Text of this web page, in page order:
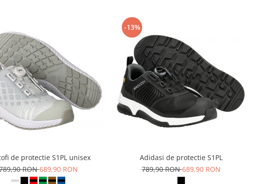
de protectie S1PL unisex
RON689,90 RON
-13%
Adidasi de protectie S1PL
789,90 RON689,90 RON